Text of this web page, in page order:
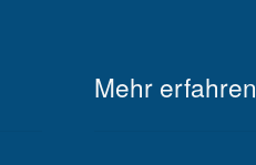
Mehr erfahren